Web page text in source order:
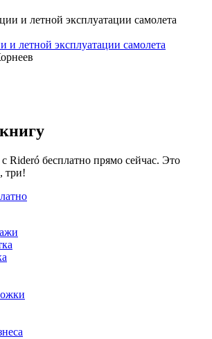
и летной эксплуатации самолета
Rideró бесплатно прямо сейчас. Это
три!